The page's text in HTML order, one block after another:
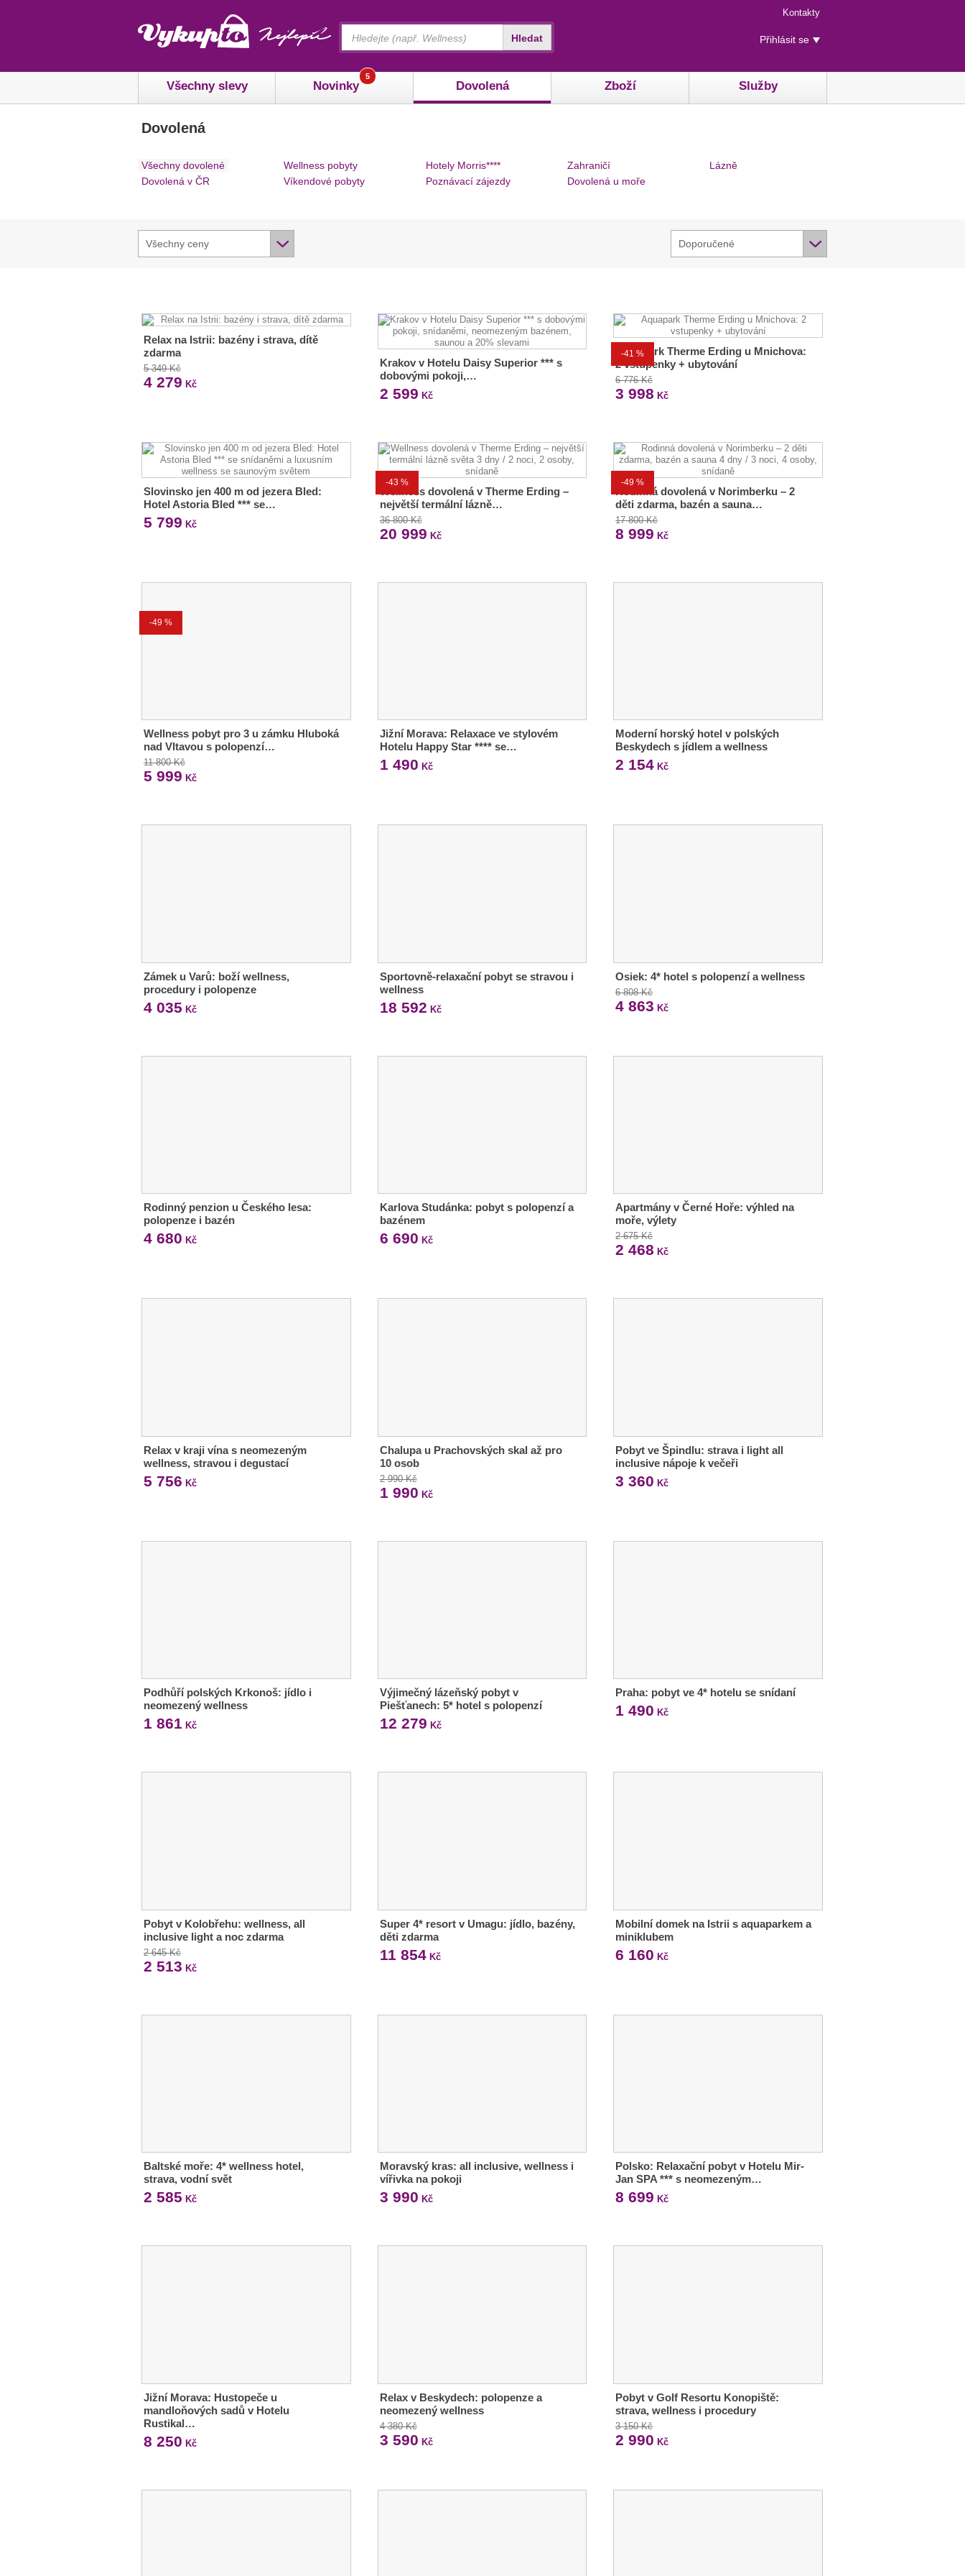
Menu
rychlého
přístupu
Kontakty
Uživatelské
menu
Přihlásit se
Všechny slevy Novinky
5
Dovolená Zboží Služby
Hledat
Dovolená
Všechny dovolené
Dovolená v ČR
Wellness pobyty
Víkendové pobyty
Hotely Morris****
Poznávací zájezdy
Zahraničí
Dovolená u moře
Lázně
Všechny ceny Doporučené
Relax na Istrii: bazény i strava, dítě
zdarma
5 349 Kč
4 279 Kč
Krakov v Hotelu Daisy Superior *** s
dobovými pokoji,…
2 599 Kč
-41 %
Aquapark Therme Erding u Mnichova:
2 vstupenky + ubytování
6 776 Kč
3 998 Kč
Slovinsko jen 400 m od jezera Bled:
Hotel Astoria Bled *** se…
5 799 Kč
-43 %
Wellness dovolená v Therme Erding –
největší termální lázně…
36 800 Kč
20 999 Kč
-49 %
Rodinná dovolená v Norimberku – 2
děti zdarma, bazén a sauna…
17 800 Kč
8 999 Kč
-49 %
Wellness pobyt pro 3 u zámku Hluboká
nad Vltavou s polopenzí…
11 800 Kč
5 999 Kč
Jižní Morava: Relaxace ve stylovém
Hotelu Happy Star **** se…
1 490 Kč
Moderní horský hotel v polských
Beskydech s jídlem a wellness
2 154 Kč
Zámek u Varů: boží wellness,
procedury i polopenze
4 035 Kč
Sportovně-relaxační pobyt se stravou i
wellness
18 592 Kč
Osiek: 4* hotel s polopenzí a wellness
6 808 Kč
4 863 Kč
Rodinný penzion u Českého lesa:
polopenze i bazén
4 680 Kč
Karlova Studánka: pobyt s polopenzí a
bazénem
6 690 Kč
Apartmány v Černé Hoře: výhled na
moře, výlety
2 675 Kč
2 468 Kč
Relax v kraji vína s neomezeným
wellness, stravou i degustací
5 756 Kč
Chalupa u Prachovských skal až pro
10 osob
2 990 Kč
1 990 Kč
Pobyt ve Špindlu: strava i light all
inclusive nápoje k večeři
3 360 Kč
Podhůří polských Krkonoš: jídlo i
neomezený wellness
1 861 Kč
Výjimečný lázeňský pobyt v
Piešťanech: 5* hotel s polopenzí
12 279 Kč
Praha: pobyt ve 4* hotelu se snídaní
1 490 Kč
Pobyt v Kolobřehu: wellness, all
inclusive light a noc zdarma
2 645 Kč
2 513 Kč
Super 4* resort v Umagu: jídlo, bazény,
děti zdarma
11 854Kč
Mobilní domek na Istrii s aquaparkem a
miniklubem
6 160 Kč
Baltské moře: 4* wellness hotel,
strava, vodní svět
2 585 Kč
Moravský kras: all inclusive, wellness i
vířivka na pokoji
3 990 Kč
Polsko: Relaxační pobyt v Hotelu Mir-
Jan SPA *** s neomezeným…
8 699 Kč
Jižní Morava: Hustopeče u
mandloňových sadů v Hotelu
Rustikal…
8 250 Kč
Relax v Beskydech: polopenze a
neomezený wellness
4 380 Kč
3 590 Kč
Pobyt v Golf Resortu Konopiště:
strava, wellness i procedury
3 150 Kč
2 990 Kč